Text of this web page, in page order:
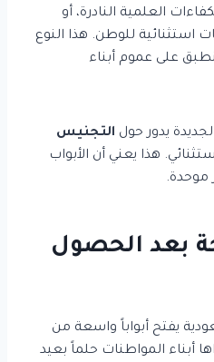
العلمية النادرة، أو
استثنائية للوطن. هذا النوع
على عموم أبناء
يدور حول التجنيس
هذا يعني أن الأبواب
موحدة.
بعد الحصول
يفتح أبواباً واسعة من
أبناء المواطنات حلماً بعيد